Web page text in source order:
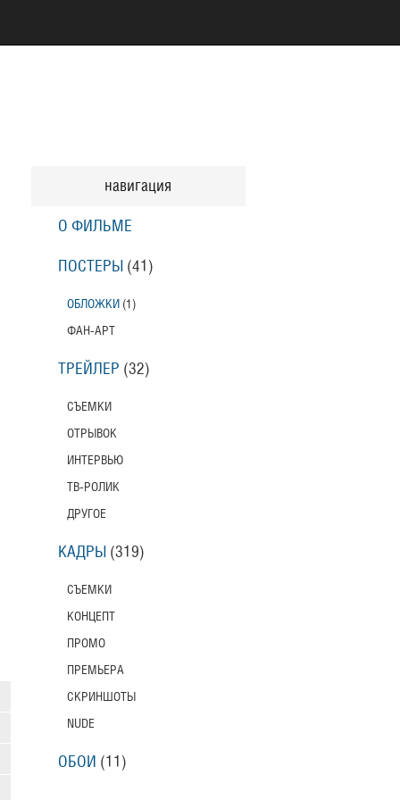
навигация
О ФИЛЬМЕ
ПОСТЕРЫ (41)
ОБЛОЖКИ (1)
ФАН-АРТ
ТРЕЙЛЕР (32)
СЪЕМКИ
ОТРЫВОК
ИНТЕРВЬЮ
ТВ-РОЛИК
ДРУГОЕ
КАДРЫ (319)
СЪЕМКИ
КОНЦЕПТ
ПРОМО
ПРЕМЬЕРА
СКРИНШОТЫ
NUDE
ОБОИ (11)